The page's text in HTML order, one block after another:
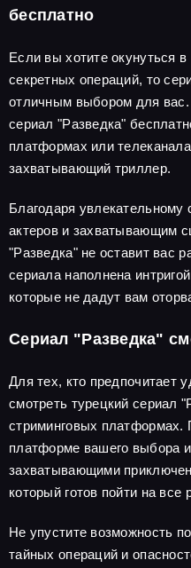
бесплатно
Если вы хотите окунуться
секретных операций, то
отличным выбором для
сериал "Разведка"
платформах или
захватывающий триллер.
Благодаря увлекательному
актеров и захватывающим
"Разведка" не оставит вас
сериала наполнена
которые не дадут вам
Сериал "Разведка"
Для тех, кто предпочитает
смотреть турецкий сериал
стриминговых платформах.
платформе вашего выбора
захватывающими
который готов пойти на все
Не упустите возможность
тайных операций и